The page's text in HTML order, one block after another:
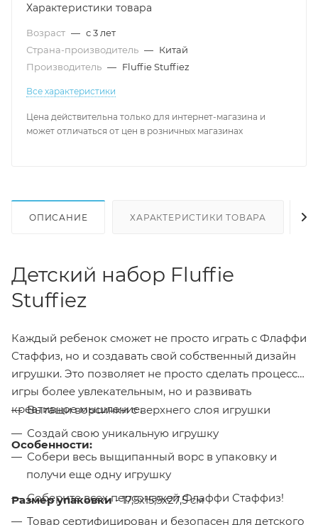
Характеристики товара
Возраст — с 3 лет
Страна-производитель — Китай
Производитель — Fluffie Stuffiez
Все характеристики
Цена действительна только для интернет-магазина и
может отличаться от цен в розничных магазинах
ОПИСАНИЕ ХАРАКТЕРИСТИКИ ТОВАРА
Детский набор Fluffie
Stuffiez
Каждый ребенок сможет не просто играть с Флаффи
Стаффиз, но и создавать свой собственный дизайн
игрушки. Это позволяет не просто сделать процесс
игры более увлекательным, но и развивать
креативное мышление.
Особенности:
Вытащи ворсинки с верхнего слоя игрушки
Создай свою уникальную игрушку
Собери весь выщипанный ворс в упаковку и
получи еще одну игрушку
Соберите всех персонажей Флаффи Стаффиз!
Товар сертифицирован и безопасен для детского
Размер упаковки- 17,5х15,5х27,5 см